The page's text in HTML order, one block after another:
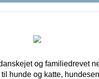
og familiedrevet
hunde og katte,